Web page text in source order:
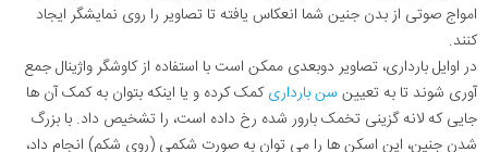
امواج صوتی از بدن جنین شما انعکاس یافته تا تصاویر را روی نمایشگر ایجاد
کنند.
در اوایل بارداری، تصاویر دوبعدی ممکن است با استفاده از کاوشگر واژینال جمع
آوری شوند تا به تعیین سن بارداریکمک کرده و یا اینکه بتوان به کمک آن ها
جایی که لانه گزینی تخمک بارور شده رخ داده است، را تشخیص داد. با بزرگ
شدن جنین، این اسکن ها را می توان به صورت شکمی (روی شکم) انجام داد،